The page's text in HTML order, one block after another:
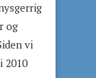
og
vi
2010